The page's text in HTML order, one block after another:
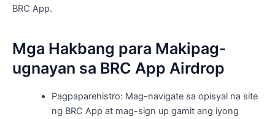
BRC App.
Mga Hakbang para Makipag-
ugnayan sa BRC App Airdrop
Pagpaparehistro: Mag-navigate sa opisyal na site
ng BRC App at mag-sign up gamit ang iyong